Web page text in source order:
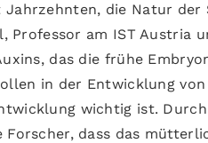
die Natur
Professor am IST Austria
das die frühe
in der Entwicklung
wichtig ist.
dass das